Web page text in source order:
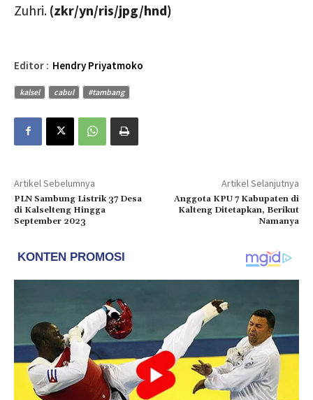
Zuhri. (zkr/yn/ris/jpg/hnd)
Editor : Hendry Priyatmoko
kalsel cabul #tambang
Artikel Sebelumnya
PLN Sambung Listrik 37 Desa
di Kalselteng Hingga
September 2023
Artikel Selanjutnya
Anggota KPU 7 Kabupaten di
Kalteng Ditetapkan, Berikut
Namanya